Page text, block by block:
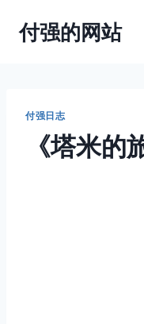
付强的网站
付强日志
《塔米的